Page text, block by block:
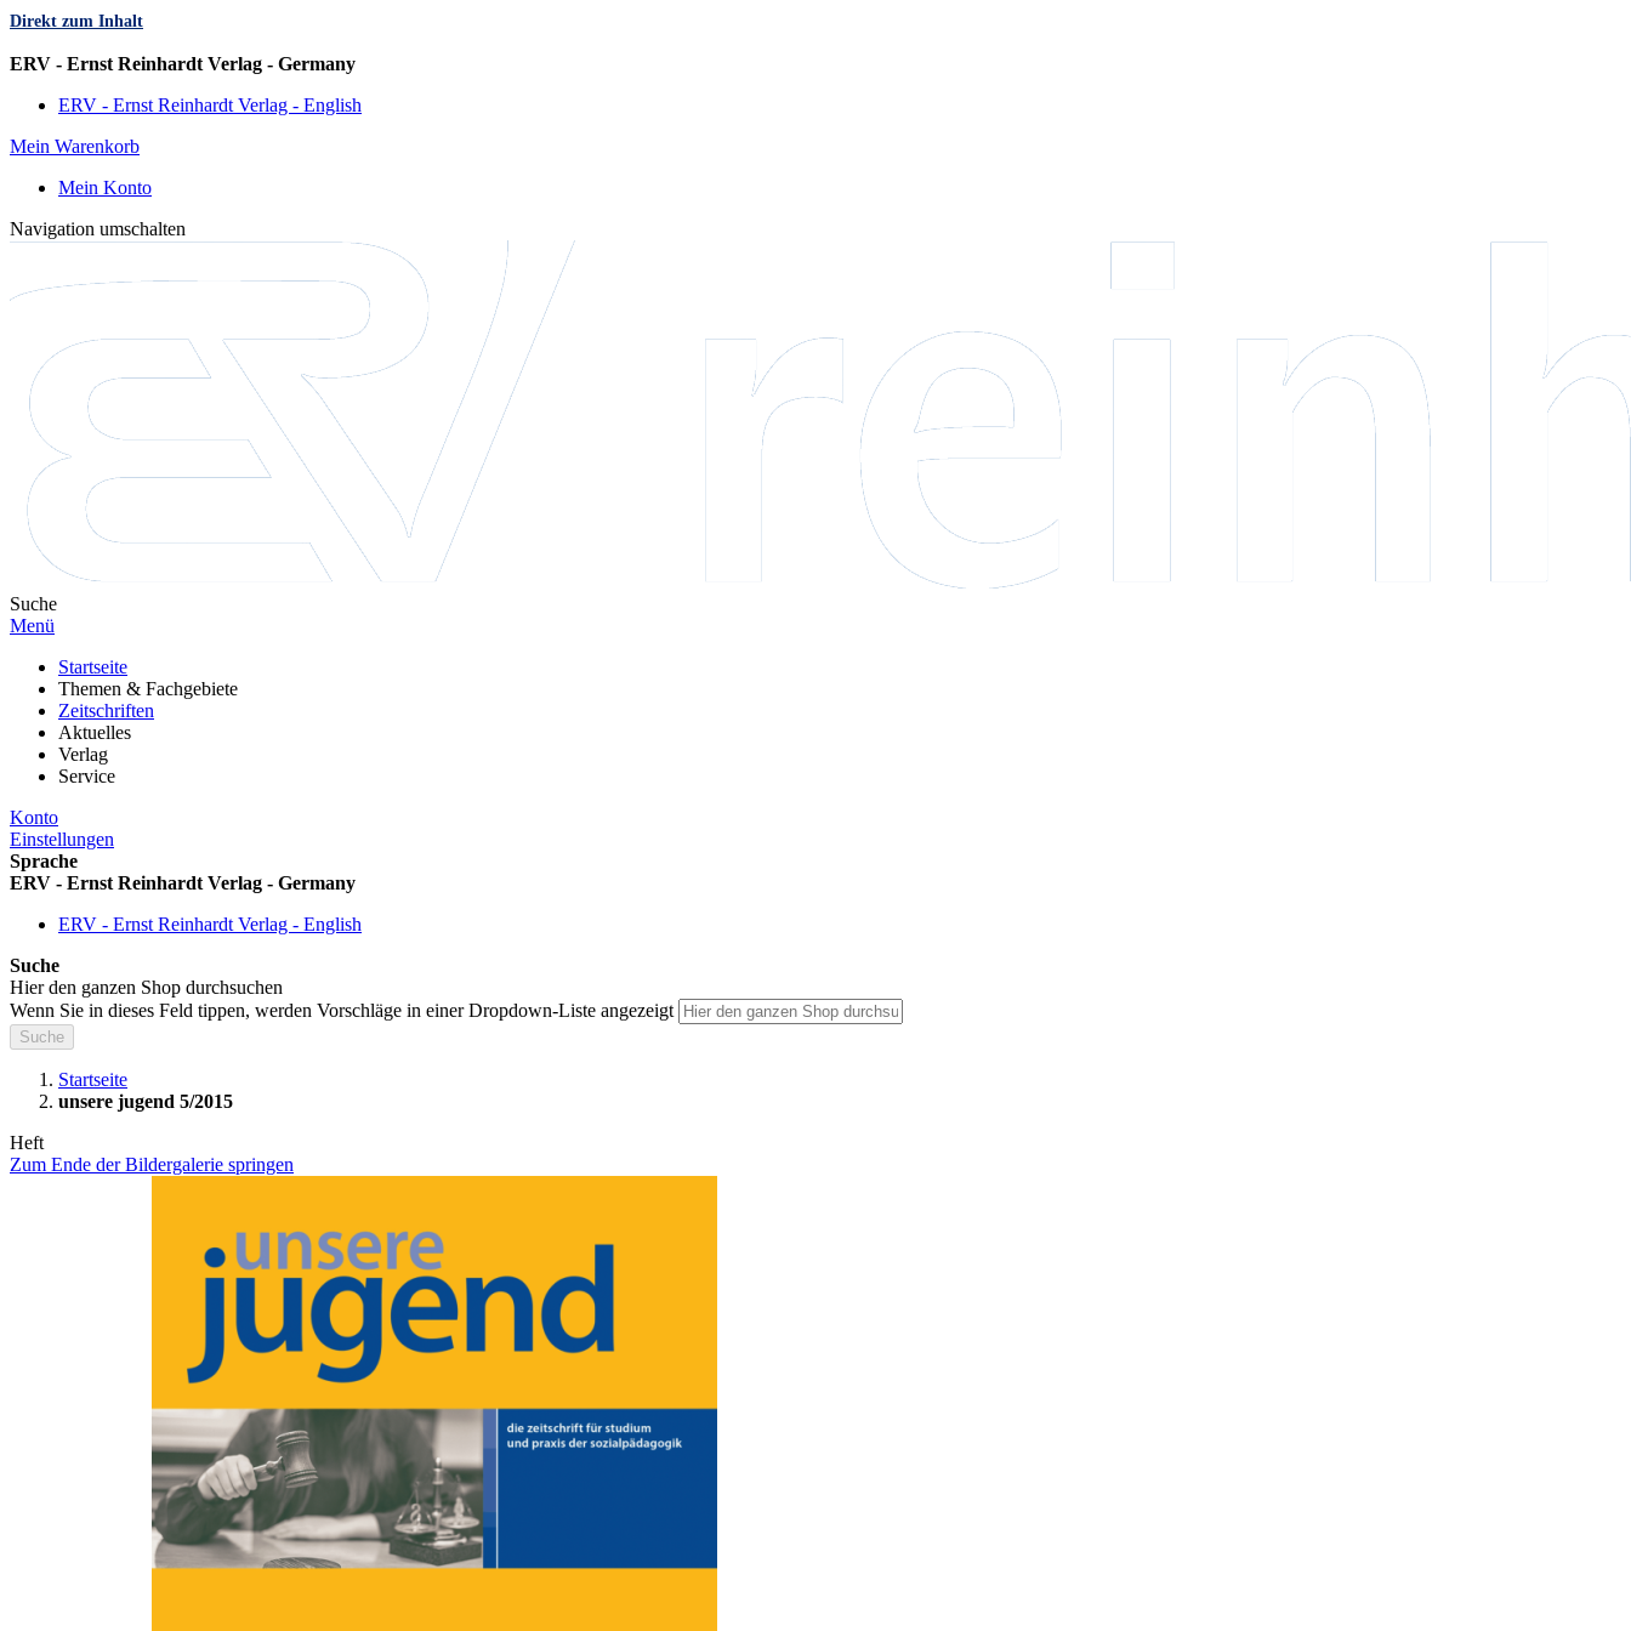
Direkt zum Inhalt
ERV - Ernst Reinhardt Verlag - Germany
ERV - Ernst Reinhardt Verlag - English
Mein Warenkorb
Mein Konto
Navigation umschalten
Suche
Menü
Startseite
Themen & Fachgebiete
Zeitschriften
Aktuelles
Verlag
Service
Konto
Einstellungen
Sprache
ERV - Ernst Reinhardt Verlag - Germany
ERV - Ernst Reinhardt Verlag - English
Suche
Hier den ganzen Shop durchsuchen
Wenn Sie in dieses Feld tippen, werden Vorschläge in einer Dropdown-Liste angezeigt
Suche
Startseite
unsere jugend 5/2015
Heft
Zum Ende der Bildergalerie springen